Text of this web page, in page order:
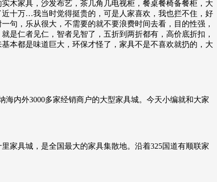
木家具，沙发布艺，茶几角几电视柜，餐桌餐椅备餐柜，大
十万…我当时觉得挺贵的，可是人家喜欢，我也拦不住，好
句，乐从很大，不需要的就不要浪费时间去看，目的性强，
是仁者见仁，智者见智了，五折到两折都有，高价底折扣，
本都是味道巨大，环保才怪了，家具不是不喜欢就扔的，大
内外3000多家经销商户的大型家具城。今天小编就和大家
家具城，是全国最大的家具集散地。沿着325国道有顺联家